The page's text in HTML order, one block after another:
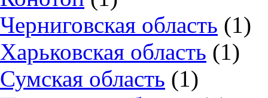
Черниговская область (1)
Харьковская область (1)
Сумская область (1)